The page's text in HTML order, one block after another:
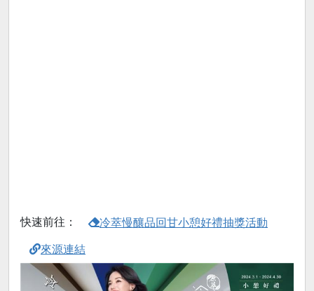
快速前往： 冷萃慢釀品回甘小憩好禮抽獎活動
來源連結